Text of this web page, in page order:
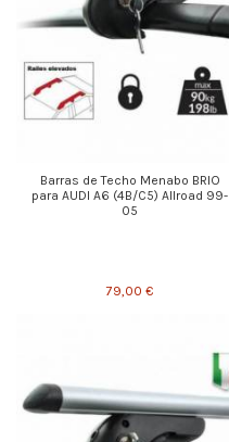
Barras de Techo Menabo BRIO
para AUDI A6 (4B/C5) Allroad 99-
05
79,00 €